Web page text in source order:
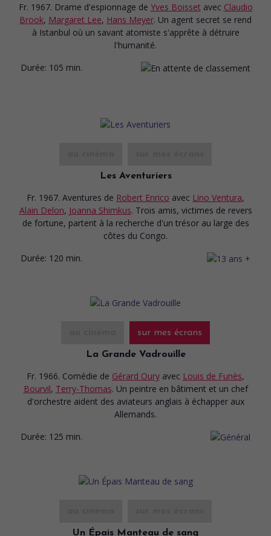
Fr. 1967. Drame d'espionnage de Yves Boisset avec Claudio
Brook, Margaret Lee, Hans Meyer. Un agent secret se rend
à Istanbul où un savant atomiste s'apprête à détruire
l'humanité.
Durée: 105 min.
Les Aventuriers
Fr. 1967. Aventures de Robert Enrico avec Lino Ventura,
Alain Delon, Joanna Shimkus. Trois amis, victimes de revers
de fortune, partent à la recherche d'un trésor au large des
côtes du Congo.
Durée: 120 min.
sur mes écrans
La Grande Vadrouille
Fr. 1966. Comédie de Gérard Oury avec Louis de Funès,
Bourvil, Terry-Thomas. Un peintre en bâtiment et un chef
d'orchestre aident des aviateurs anglais à échapper aux
Allemands.
Durée: 125 min.
Un Épais Manteau de sang